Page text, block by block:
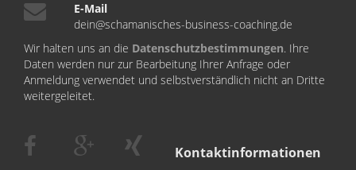
E-Mail
dein@schamanisches-business-coaching.de
Wir halten uns an die Datenschutzbestimmungen. Ihre
Daten werden nur zur Bearbeitung Ihrer Anfrage oder
Anmeldung verwendet und selbstverständlich nicht an Dritte
weitergeleitet.
Kontaktinformationen